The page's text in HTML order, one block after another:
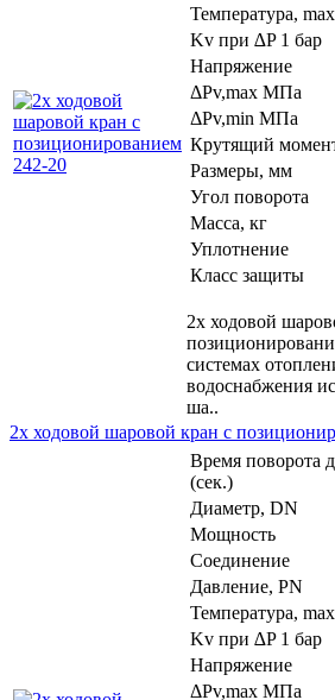
Температура, max
Kv при ∆P 1 бар
Напряжение
ΔPv,maх МПа
ΔPv,min МПа
Крутящий
Размеры, мм
Угол поворота
Масса, кг
Уплотнение
Класс защиты
2х ходовой
системах
водоснабжения
ша..
2х ходовой шаровой кран с
Время поворота
(сек.)
Диаметр, DN
Мощность
Соединение
Давление, PN
Температура, max
Kv при ∆P 1 бар
Напряжение
ΔPv,maх МПа